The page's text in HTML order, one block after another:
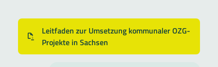
Leitfaden zur Umsetzung kommunaler OZG-
Projekte in Sachsen